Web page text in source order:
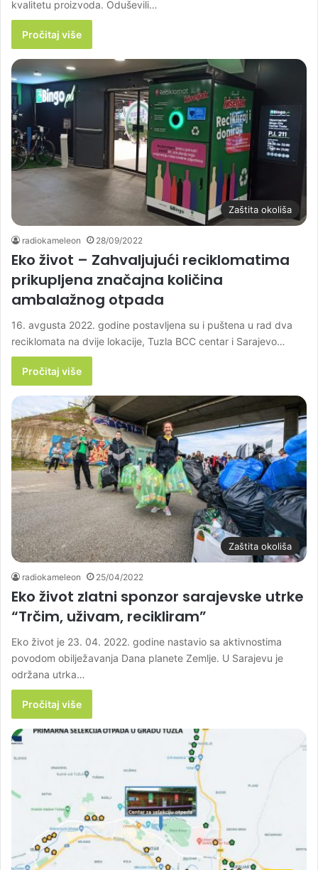
kvalitetu proizvoda. Oduševili…
Pročitaj više
Zaštita okoliša
radiokameleon 28/09/2022
Eko život – Zahvaljujući reciklomatima
prikupljena značajna količina
ambalažnog otpada
16. avgusta 2022. godine postavljena su i puštena u rad dva
reciklomata na dvije lokacije, Tuzla BCC centar i Sarajevo…
Pročitaj više
Zaštita okoliša
radiokameleon 25/04/2022
Eko život zlatni sponzor sarajevske utrke
“Trčim, uživam, recikliram”
Eko život je 23. 04. 2022. godine nastavio sa aktivnostima
povodom obilježavanja Dana planete Zemlje. U Sarajevu je
održana utrka…
Pročitaj više